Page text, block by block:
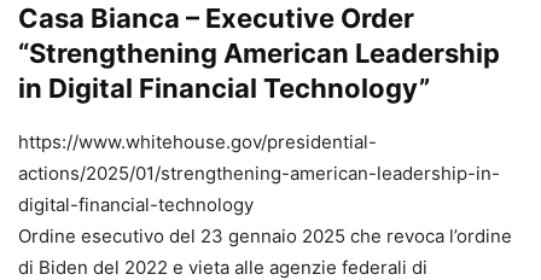
Casa Bianca – Executive Order
“Strengthening American Leadership
in Digital Financial Technology”
https://www.whitehouse.gov/presidential-
actions/2025/01/strengthening-american-leadership-in-
digital-financial-technology
Ordine esecutivo del 23 gennaio 2025 che revoca l’ordine
di Biden del 2022 e vieta alle agenzie federali di